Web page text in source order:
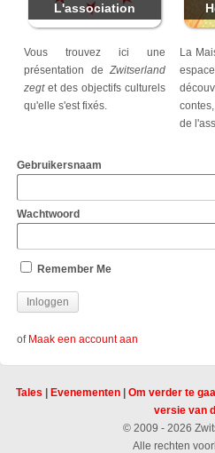
L'association
Vous trouvez ici une
présentation de Zwitserland
zegtet des objectifs culturels
qu'elle s'est fixés.
La
de
Gebruikersnaam
Wachtwoord
Remember Me
of Maak een account aan
Tales Evenementen Om verder te
versie van
© 2009 - 2026
Alle rechten